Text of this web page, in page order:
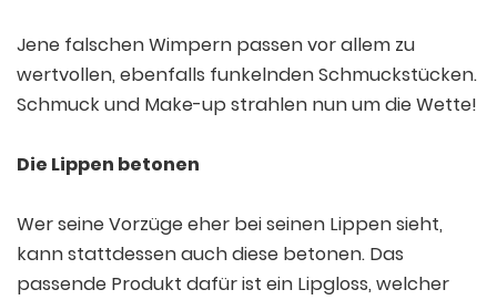
Jene falschen Wimpern passen vor allem zu
wertvollen, ebenfalls funkelnden Schmuckstücken.
Schmuck und Make-up strahlen nun um die Wette!
Die Lippen betonen
Wer seine Vorzüge eher bei seinen Lippen sieht,
kann stattdessen auch diese betonen. Das
passende Produkt dafür ist ein Lipgloss, welcher